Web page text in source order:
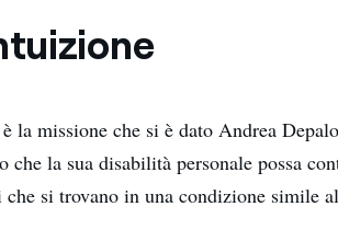
la missione che si è dato Andrea
la sua disabilità personale possa
si trovano in una condizione simile